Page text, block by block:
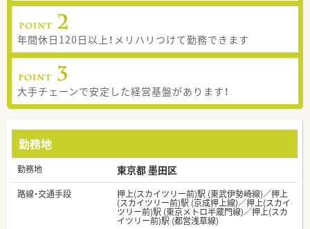
年間休日120日以上！メリハリつけて勤務できます
大手チェーンで安定した経営基盤があります！
勤務地
勤務地 東京都 墨田区
路線・交通手段 押上(スカイツリー前)駅 (東武伊勢崎線)／押上
(スカイツリー前)駅 (京成押上線)／押上(スカイ
ツリー前)駅 (東京メトロ半蔵門線)／押上(スカ
イツリー前)駅 (都営浅草線)